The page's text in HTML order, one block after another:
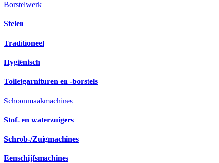
Borstelwerk
Stelen
Traditioneel
Hygiënisch
Toiletgarnituren en -borstels
Schoonmaakmachines
Stof- en waterzuigers
Schrob-/Zuigmachines
Eenschijfsmachines